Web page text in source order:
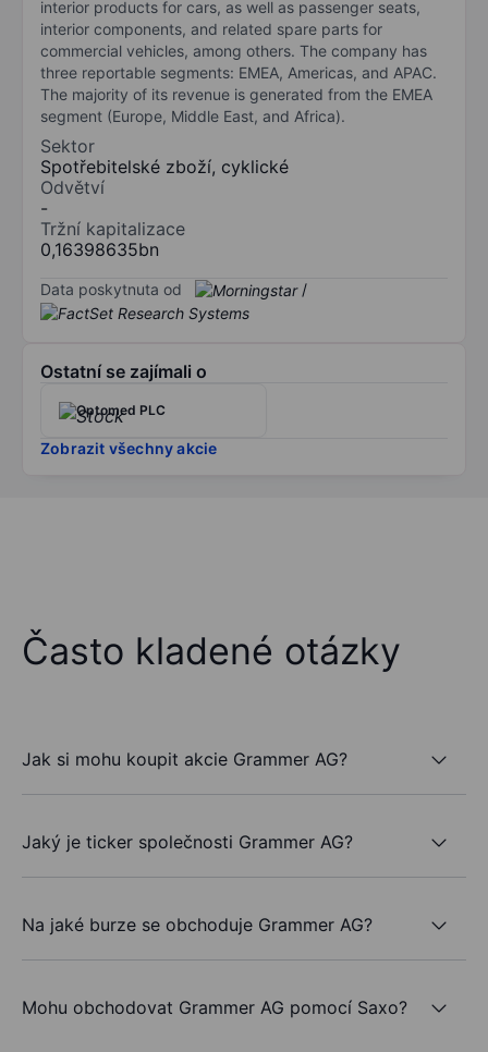
interior products for cars, as well as passenger seats,
interior components, and related spare parts for
commercial vehicles, among others. The company has
three reportable segments: EMEA, Americas, and APAC.
The majority of its revenue is generated from the EMEA
segment (Europe, Middle East, and Africa).
Sektor
Spotřebitelské zboží, cyklické
Odvětví
-
Tržní kapitalizace
0,16398635bn
Data poskytnuta od /
Ostatní se zajímali o
Optomed PLC
Zobrazit všechny akcie
Často kladené otázky
Jak si mohu koupit akcie Grammer AG?
Jaký je ticker společnosti Grammer AG?
Na jaké burze se obchoduje Grammer AG?
Mohu obchodovat Grammer AG pomocí Saxo?